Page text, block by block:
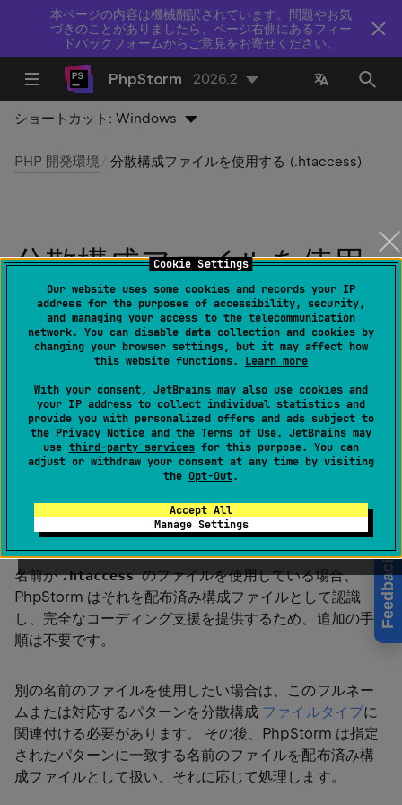
Cookie Settings
Our website uses some cookies and records your IP
address for the purposes of accessibility, security,
and managing your access to the telecommunication
network. You can disable data collection and cookies by
changing your browser settings, but it may affect how
this website functions. Learn more
With your consent, JetBrains may also use cookies and
your IP address to collect individual statistics and
provide you with personalized offers and ads subject to
the Privacy Noticeand the Terms of Use. JetBrains may
use third-party servicesfor this purpose. You can
adjust or withdraw your consent at any time by visiting
the Opt-Out.
Accept All
Manage Settings
本ページの内容は機械翻訳されています。問題やお気
づきのことがありましたら、ページ右側にあるフィー
ドバックフォームからご意見をお寄せください。
Feedback
PhpStorm 2026.2
ショートカット:Windows
PHP 開発環境 分散構成ファイルを使用する (.htaccess)
分散構成ファイルを使用
する (.htaccess)
最終更新日： 2026 年 8 月 5 日
PhpStorm は、構文ハイライト、フォーマット、コード
補完やドキュメント検索を行い、配布済み構成ファイル
の編集時に利用できます。
HTTP Apache Server(英語)
成へのディレクトリベースの変更を行うために使用さ
.htaccessという名前です。
名前が.htaccessのファイルを使用している場合、
PhpStorm はそれを配布済み構成ファイルとして認識
し、完全なコーディング支援を提供するため、追加の手
順は不要です。
別の名前のファイルを使用したい場合は、このフルネー
ムまたは対応するパターンを分散構成 ファイルタイプに
関連付ける必要があります。 その後、PhpStorm は指定
されたパターンに一致する名前のファイルを配布済み構
成ファイルとして扱い、それに応じて処理します。